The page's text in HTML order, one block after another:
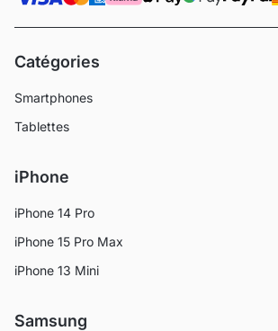
Catégories
Smartphones
Tablettes
iPhone
iPhone 14 Pro
iPhone 15 Pro Max
iPhone 13 Mini
Samsung